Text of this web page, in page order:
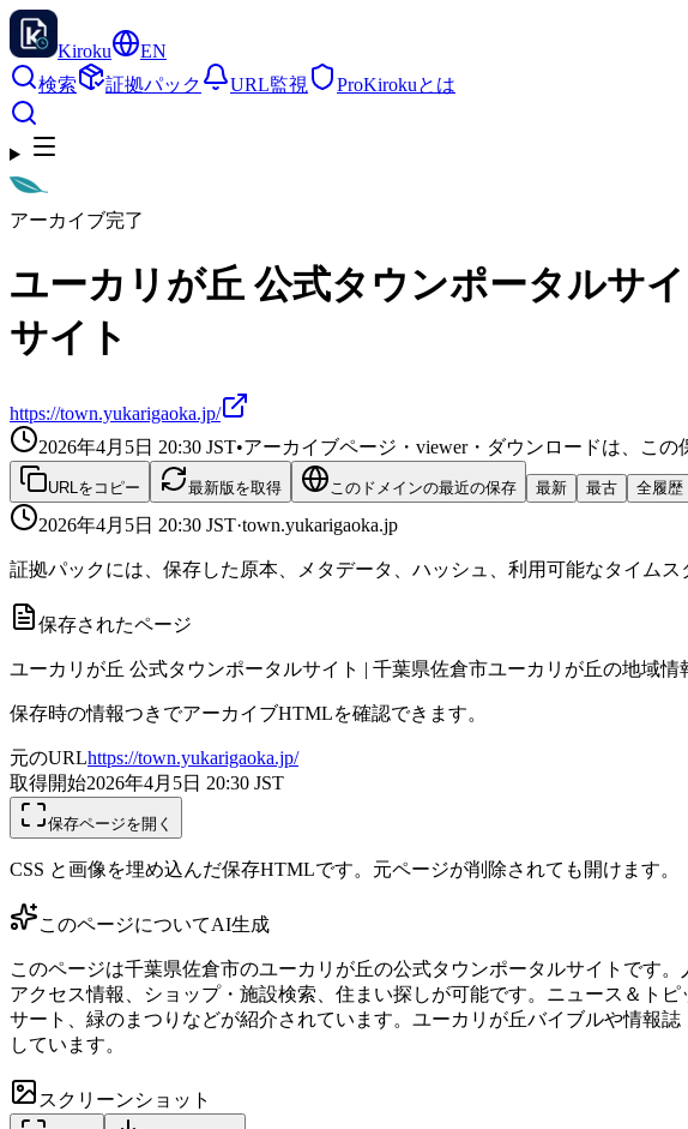
Kiroku
EN
検索
証拠パック URL監視 ProKirokuとは
アーカイブ完了
ユーカリが丘 公式タウンポータルサ
サイト
https://town.yukarigaoka.jp/
2026年4月5日 20:30 JST•アーカイブページ・viewer・ダウンロードは、この
URLをコピー 最新版を取得 このドメインの最近の保存 最新 最古 全履歴
2026年4月5日 20:30 JST·town.yukarigaoka.jp
証拠パックには、保存した原本、メタデータ、ハッシュ、利用可能なタイム
保存されたページ
ユーカリが丘 公式タウンポータルサイト | 千葉県佐倉市ユーカリが丘の地域情
保存時の情報つきでアーカイブHTMLを確認できます。
元のURLhttps://town.yukarigaoka.jp/
取得開始2026年4月5日 20:30 JST
保存ページを開く
CSS と画像を埋め込んだ保存HTMLです。元ページが削除されても開けます。
このページについてAI生成
このページは千葉県佐倉市のユーカリが丘の公式タウンポータルサイトです
アクセス情報、ショップ・施設検索、住まい探しが可能です。ニュース＆ト
サート、緑のまつりなどが紹介されています。ユーカリが丘バイブルや情報
しています。
スクリーンショット